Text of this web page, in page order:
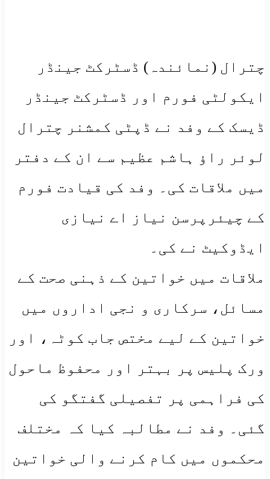
چترال (نمائندہ) ڈسٹرکٹ جینڈر
ایکولٹی فورم اور ڈسٹرکٹ جینڈر
ڈیسک کے وفد نے ڈپٹی کمشنر چترال
لوئر راؤ ہاشم عظیم سے ان کے دفتر
میں ملاقات کی۔ وفد کی قیادت فورم
کے چیئرپرسن نیاز اے نیازی
ایڈوکیٹ نے کی۔
ملاقات میں خواتین کے ذہنی صحت کے
مسائل، سرکاری و نجی اداروں میں
خواتین کے لیے مختص جاب کوٹہ، اور
ورک پلیس پر بہتر اور محفوظ ماحول
کی فراہمی پر تفصیلی گفتگو کی
گئی۔ وفد نے مطالبہ کیا کہ مختلف
محکموں میں کام کرنے والی خواتین